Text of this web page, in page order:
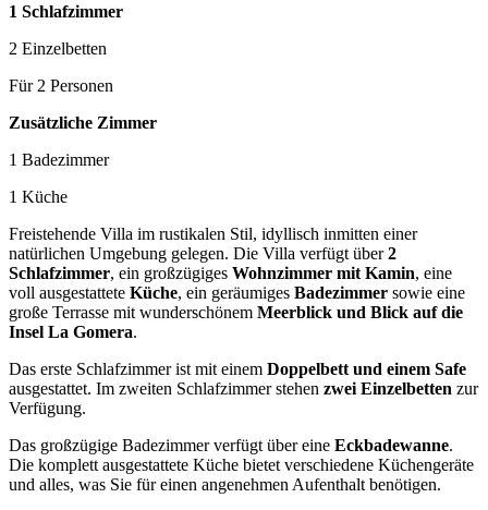
1 Schlafzimmer
2 Einzelbetten
Für 2 Personen
Zusätzliche Zimmer
1 Badezimmer
1 Küche
Freistehende Villa im rustikalen Stil, idyllisch inmitten einer
natürlichen Umgebung gelegen. Die Villa verfügt über2
Schlafzimmer, ein großzügiges Wohnzimmer mit Kamin, eine
voll ausgestattete Küche, ein geräumiges Badezimmer sowie eine
große Terrasse mit wunderschönem Meerblick und Blick auf die
Insel La Gomera.
Das erste Schlafzimmer ist mit einem Doppelbett und einem Safe
ausgestattet. Im zweiten Schlafzimmer stehen zwei Einzelbetten zur
Verfügung.
Das großzügige Badezimmer verfügt über eine Eckbadewanne.
Die komplett ausgestattete Küche bietet verschiedene Küchengeräte
und alles, was Sie für einen angenehmen Aufenthalt benötigen.